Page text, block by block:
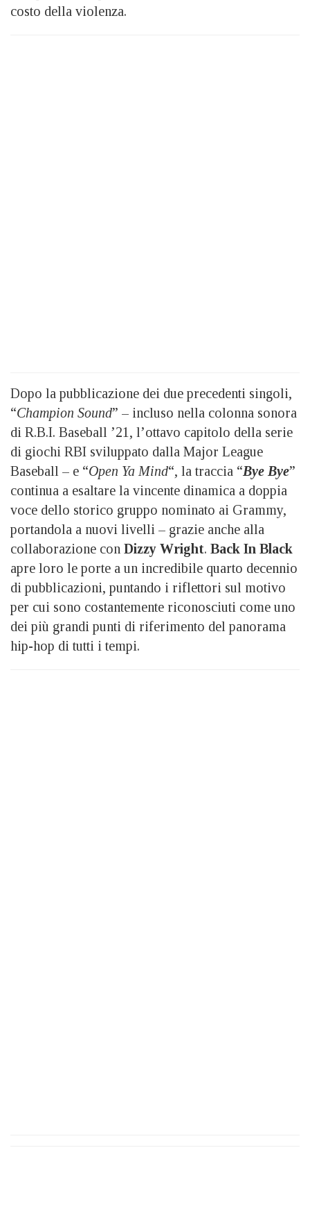
costo della violenza.
Dopo la pubblicazione dei due precedenti singoli,
“Champion Sound” – incluso nella colonna sonora
di R.B.I. Baseball ’21, l’ottavo capitolo della serie
di giochi RBI sviluppato dalla Major League
Baseball – e “Open Ya Mind“, la traccia “Bye Bye”
continua a esaltare la vincente dinamica a doppia
voce dello storico gruppo nominato ai Grammy,
portandola a nuovi livelli – grazie anche alla
collaborazione con Dizzy Wright. Back In Black
apre loro le porte a un incredibile quarto decennio
di pubblicazioni, puntando i riflettori sul motivo
per cui sono costantemente riconosciuti come uno
dei più grandi punti di riferimento del panorama
hip-hop di tutti i tempi.